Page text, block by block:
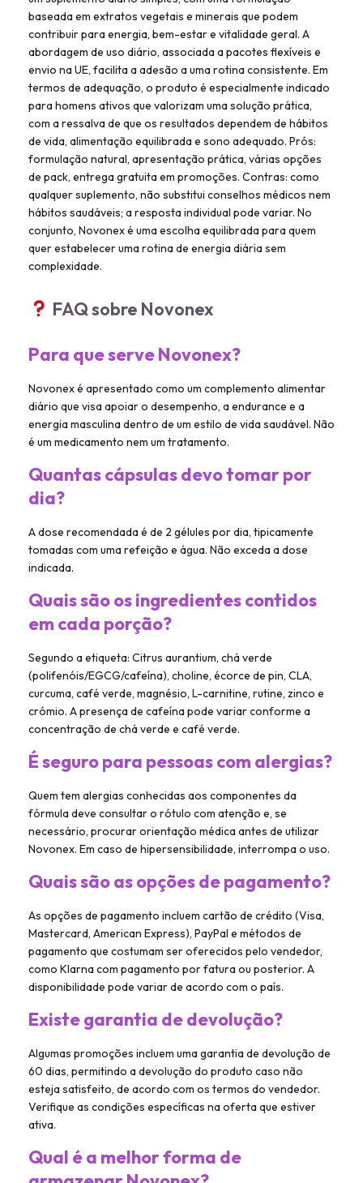
baseada em extratos vegetais e minerais que podem
contribuir para energia, bem-estar e vitalidade geral. A
abordagem de uso diário, associada a pacotes flexíveis e
envio na UE, facilita a adesão a uma rotina consistente. Em
termos de adequação, o produto é especialmente indicado
para homens ativos que valorizam uma solução prática,
com a ressalva de que os resultados dependem de hábitos
de vida, alimentação equilibrada e sono adequado. Prós:
formulação natural, apresentação prática, várias opções
de pack, entrega gratuita em promoções. Contras: como
qualquer suplemento, não substitui conselhos médicos nem
hábitos saudáveis; a resposta individual pode variar. No
conjunto, Novonex é uma escolha equilibrada para quem
quer estabelecer uma rotina de energia diária sem
complexidade.
FAQ sobre Novonex
Para que serve Novonex?
Novonex é apresentado como um complemento alimentar
diário que visa apoiar o desempenho, a endurance e a
energia masculina dentro de um estilo de vida saudável. Não
é um medicamento nem um tratamento.
Quantas cápsulas devo tomar por
dia?
A dose recomendada é de 2 gélules por dia, tipicamente
tomadas com uma refeição e água. Não exceda a dose
indicada.
Quais são os ingredientes contidos
em cada porção?
Segundo a etiqueta: Citrus aurantium, chá verde
(polifenóis/EGCG/cafeína), choline, écorce de pin, CLA,
curcuma, café verde, magnésio, L-carnitine, rutine, zinco e
crómio. A presença de cafeína pode variar conforme a
concentração de chá verde e café verde.
É seguro para pessoas com alergias?
Quem tem alergias conhecidas aos componentes da
fórmula deve consultar o rótulo com atenção e, se
necessário, procurar orientação médica antes de utilizar
Novonex. Em caso de hipersensibilidade, interrompa o uso.
Quais são as opções de pagamento?
As opções de pagamento incluem cartão de crédito (Visa,
Mastercard, American Express), PayPal e métodos de
pagamento que costumam ser oferecidos pelo vendedor,
como Klarna com pagamento por fatura ou posterior. A
disponibilidade pode variar de acordo com o país.
Existe garantia de devolução?
Algumas promoções incluem uma garantia de devolução de
60 dias, permitindo a devolução do produto caso não
esteja satisfeito, de acordo com os termos do vendedor.
Verifique as condições específicas na oferta que estiver
ativa.
Qual é a melhor forma de